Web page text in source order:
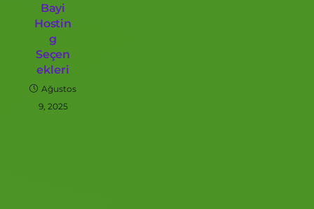
Bayi
Hostin
g
Seçen
ekleri
Ağustos
9, 2025